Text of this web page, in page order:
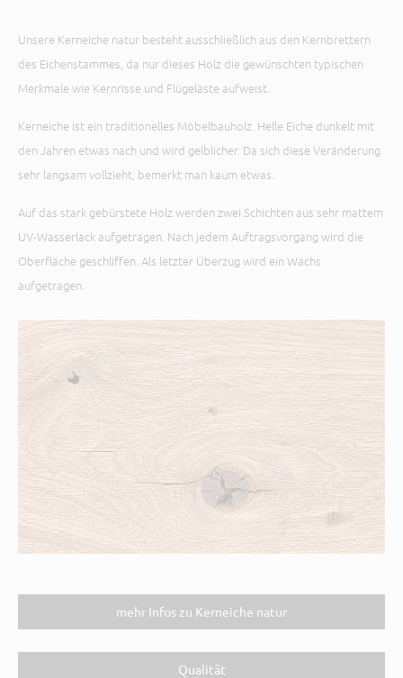
Unsere Kerneiche natur besteht ausschließlich aus den Kernbrettern
des Eichenstammes, da nur dieses Holz die gewünschten typischen
Merkmale wie Kernrisse und Flügeläste aufweist.
Kerneiche ist ein traditionelles Möbelbauholz. Helle Eiche dunkelt mit
den Jahren etwas nach und wird gelblicher. Da sich diese Veränderung
sehr langsam vollzieht, bemerkt man kaum etwas.
Auf das stark gebürstete Holz werden zwei Schichten aus sehr mattem
UV-Wasserlack aufgetragen. Nach jedem Auftragsvorgang wird die
Oberfläche geschliffen. Als letzter Überzug wird ein Wachs
aufgetragen.
mehr Infos zu Kerneiche natur
Qualität